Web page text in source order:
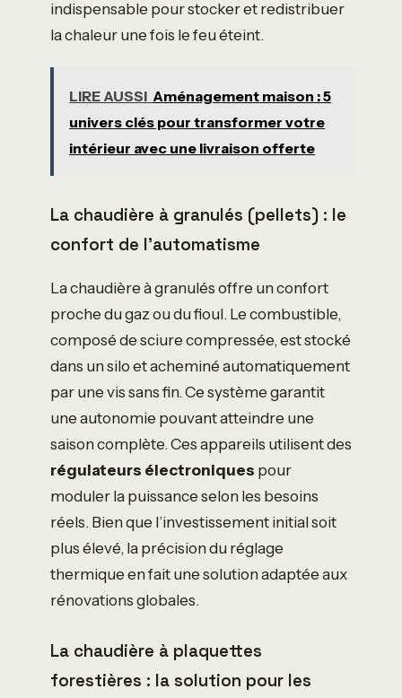
indispensable pour stocker et redistribuer
la chaleur une fois le feu éteint.
LIRE AUSSI Aménagement maison : 5
univers clés pour transformer votre
intérieur avec une livraison offerte
La chaudière à granulés (pellets) : le
confort de l’automatisme
La chaudière à granulés offre un confort
proche du gaz ou du fioul. Le combustible,
composé de sciure compressée, est stocké
dans un silo et acheminé automatiquement
par une vis sans fin. Ce système garantit
une autonomie pouvant atteindre une
saison complète. Ces appareils utilisent des
régulateurs électroniques pour
moduler la puissance selon les besoins
réels. Bien que l’investissement initial soit
plus élevé, la précision du réglage
thermique en fait une solution adaptée aux
rénovations globales.
La chaudière à plaquettes
forestières : la solution pour les